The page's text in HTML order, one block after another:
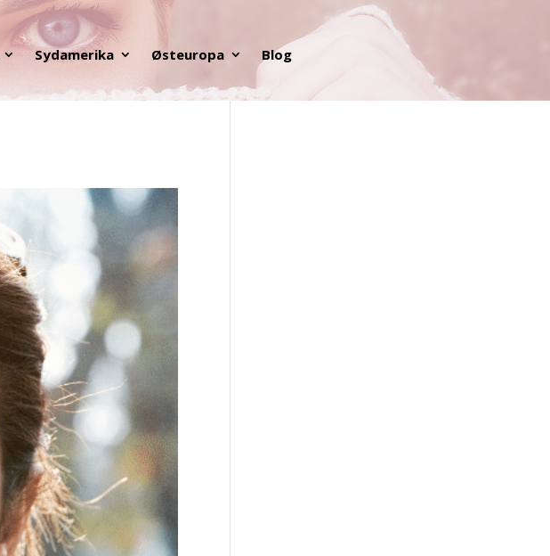
Sydamerika Østeuropa Blog